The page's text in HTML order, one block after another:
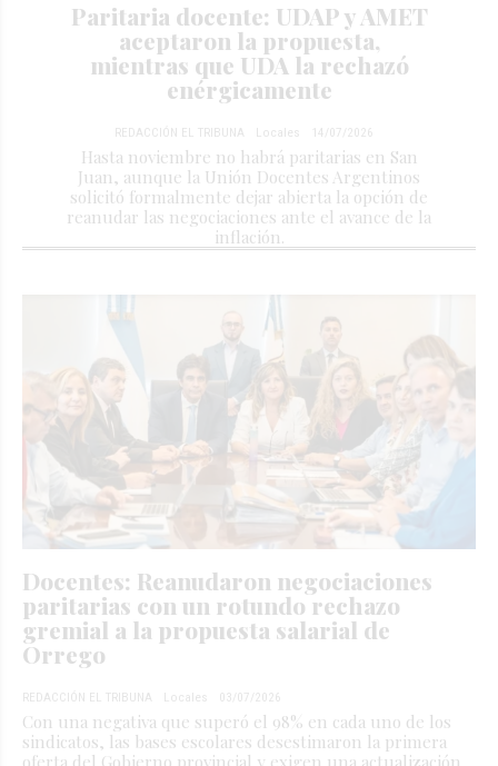
Paritaria docente: UDAP y AMET
aceptaron la propuesta,
mientras que UDA la rechazó
enérgicamente
REDACCIÓN EL TRIBUNA Locales 14/07/2026
Hasta noviembre no habrá paritarias en San
Juan, aunque la Unión Docentes Argentinos
solicitó formalmente dejar abierta la opción de
reanudar las negociaciones ante el avance de la
inflación.
Docentes: Reanudaron negociaciones
paritarias con un rotundo rechazo
gremial a la propuesta salarial de
Orrego
REDACCIÓN EL TRIBUNA Locales 03/07/2026
Con una negativa que superó el 98% en cada uno de los
sindicatos, las bases escolares desestimaron la primera
oferta del Gobierno provincial y exigen una actualización